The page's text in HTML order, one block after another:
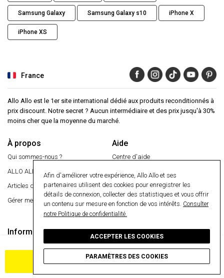
Samsung Galaxy Samsung Galaxy s10 iPhone X
iPhone XS
France
Allo Allo est le 1er site international dédié aux produits reconditionnés à
prix discount. Notre secret ? Aucun intermédiaire et des prix jusqu'à 30%
moins cher que la moyenne du marché.
À propos
Qui sommes-nous ?
ALLO ALLO
VIP
Articles de presse
Gérer mes cookies
Aide
Centre d'aide
Garantie 24 mois
Paiement sécurisé
Livraison gratuite
Retourner un article
Informations
Conditions générales
Cookies
Paiement sécurisé
Afin d'améliorer votre expérience, Allo Allo et ses
partenaires utilisent des cookies pour enregistrer les
détails de connexion, collecter des statistiques et vous offrir
un contenu sur mesure en fonction de vos intérêts. Consulter
notre Politique de confidentialité.
ACCEPTER LES COOKIES
PARAMÈTRES DES COOKIES